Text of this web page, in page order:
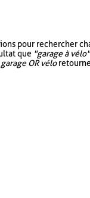
pour rechercher
que "garage à vélo"
garage OR vélo